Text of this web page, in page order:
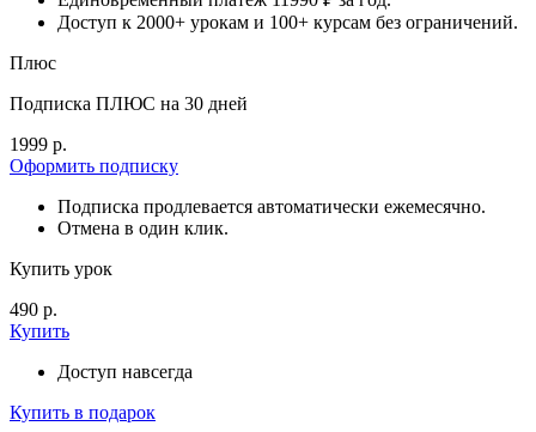
Доступ к 2000+ урокам и 100+ курсам без ограничений.
Плюс
Подписка ПЛЮС на 30 дней
1999 р.
Оформить подписку
Подписка продлевается автоматически ежемесячно.
Отмена в один клик.
Купить урок
490 р.
Купить
Доступ навсегда
Купить в подарок